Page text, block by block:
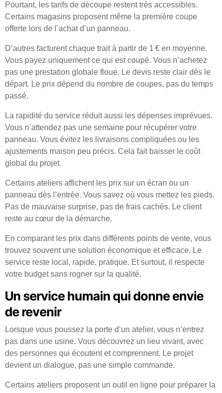
Pourtant, les tarifs de découpe restent très accessibles.
Certains magasins proposent même la première coupe
offerte lors de l’achat d’un panneau.
D’autres facturent chaque trait à partir de 1 € en moyenne.
Vous payez uniquement ce qui est coupé. Vous n’achetez
pas une prestation globale floue. Le devis reste clair dès le
départ. Le prix dépend du nombre de coupes, pas du temps
passé.
La rapidité du service réduit aussi les dépenses imprévues.
Vous n’attendez pas une semaine pour récupérer votre
panneau. Vous évitez les livraisons compliquées ou les
ajustements maison peu précis. Cela fait baisser le coût
global du projet.
Certains ateliers affichent les prix sur un écran ou un
panneau dès l’entrée. Vous savez où vous mettez les pieds.
Pas de mauvaise surprise, pas de frais cachés. Le client
reste au cœur de la démarche.
En comparant les prix dans différents points de vente, vous
trouvez souvent une solution économique et efficace. Le
service reste local, rapide, pratique. Et surtout, il respecte
votre budget sans rogner sur la qualité.
Un service humain qui donne envie
de revenir
Lorsque vous poussez la porte d’un atelier, vous n’entrez
pas dans une usine. Vous découvrez un lieu vivant, avec
des personnes qui écoutent et comprennent. Le projet
devient un dialogue, pas une simple commande.
Certains ateliers proposent un outil en ligne pour préparer la